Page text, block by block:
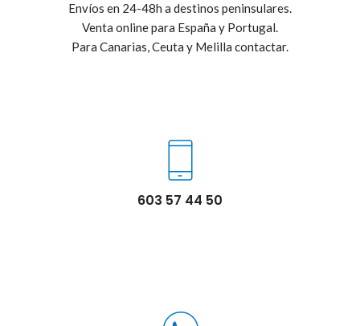
Envíos en 24-48h a destinos peninsulares.
Venta online para España y Portugal.
Para Canarias, Ceuta y Melilla contactar.
603 57 44 50